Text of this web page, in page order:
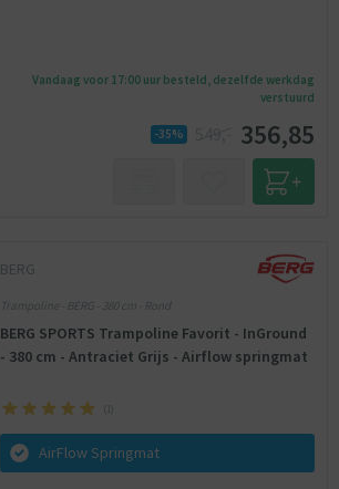
Vandaag voor 17:00 uur besteld, dezelfde werkdag
verstuurd
-35% 356,85
BERG
Trampoline - BERG - 380 cm - Rond
BERG SPORTS Trampoline Favorit - InGround
- 380 cm - Antraciet Grijs - Airflow springmat
1
AirFlow Springmat